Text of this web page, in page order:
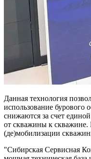
Данная технология
использование бурового
снижаются за счет
от скважины к скважине.
(де)мобилизации
"Сибирская Сервисная